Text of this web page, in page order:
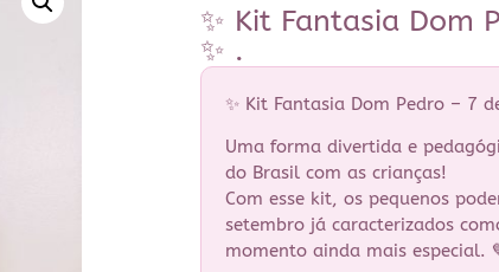
✨ Kit Fantasia Dom
✨ .
✨ Kit Fantasia Dom Pedro – 7
Uma forma divertida e
do Brasil com as crianças!
Com esse kit, os pequenos
setembro já caracterizados
momento ainda mais especial.